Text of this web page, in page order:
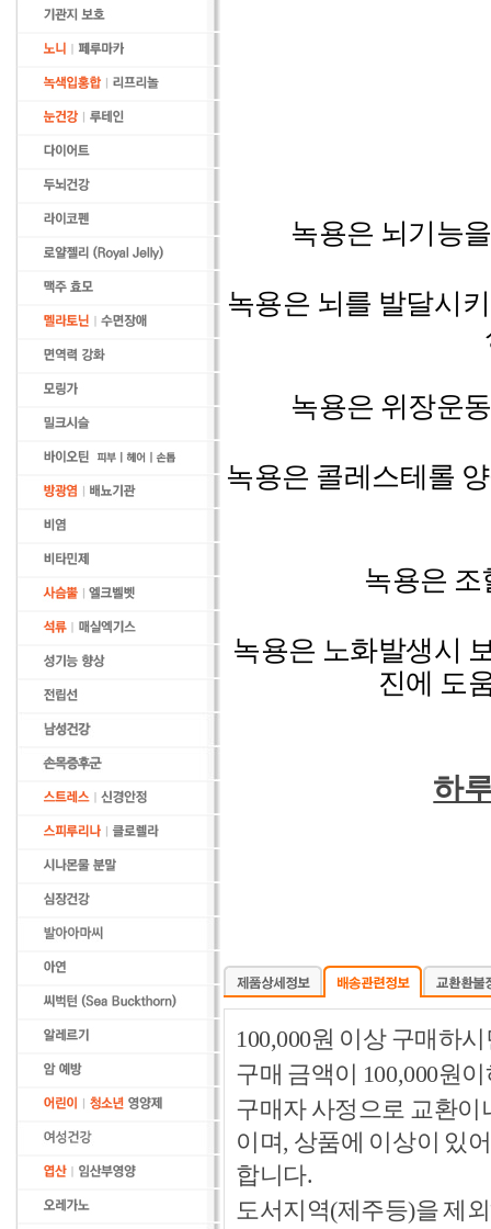
녹용은 뇌기능
녹용은 뇌를 발달시
녹용은 위장운
녹용은 콜레스테롤
녹용은
녹용은 노화발생시
진에 도
하
100,000원 이상 구매하
구매 금액이 100,000원
구매자 사정으로 교환이
이며, 상품에 이상이 있
합니다.
도서지역(제주등)을 제